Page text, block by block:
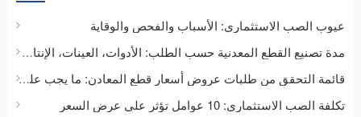
عيوب الصب الاستثماري: الأسباب والفحص والوقاية
مدة تصنيع القطع المعدنية حسب الطلب: الأدوات، العينات، الإنتاج والتسليم
قائمة التحقق من طلبات عروض أسعار قطع المعادن: ما يجب على المشترين إرساله للحصول على عرض سعر دقيق
تكلفة الصب الاستثماري: 10 عوامل تؤثر على عرض السعر